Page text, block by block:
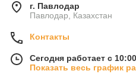
г. Павлодар
Павлодар, Казахстан
Контакты
Сегодня работает с
Показать весь график